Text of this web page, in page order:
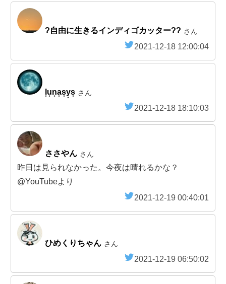
?自由に生きるインディゴカッター?? さん
2021-12-18 12:00:04
l͙u͙n͙a͙s͙y͙s͙ さん
2021-12-18 18:10:03
ささやん さん
昨日は見られなかった。今夜は晴れるかな？
@YouTubeより
2021-12-19 00:40:01
ひめくりちゃん さん
2021-12-19 06:50:02